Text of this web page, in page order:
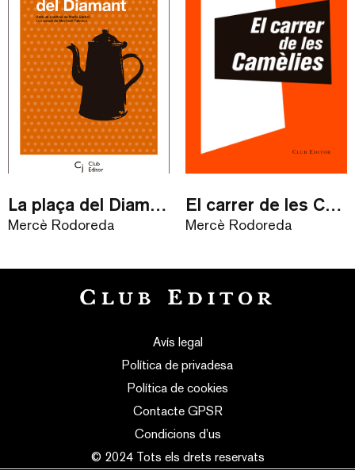
La plaça del Diamant / eBook
Mercè Rodoreda
El carrer de les Camèlies
Mercè Rodoreda
Avís legal
Política de privadesa
Política de cookies
Contacte GPSR
Condicions d’us
© 2024 Tots els drets reservats